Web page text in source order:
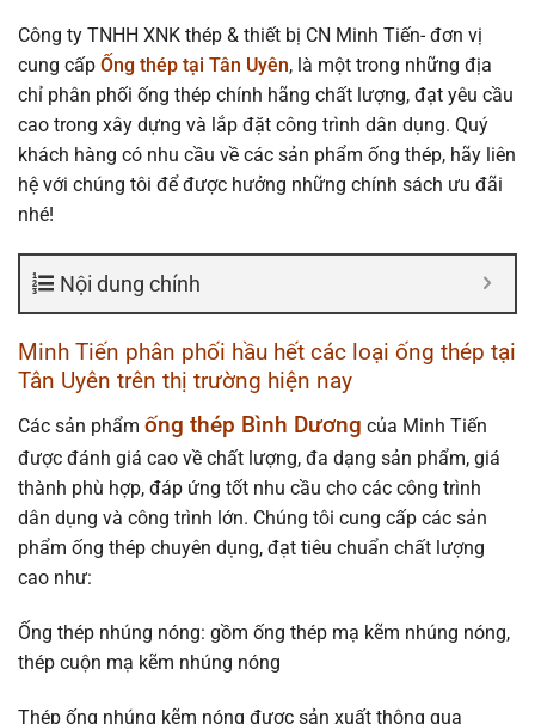
Công ty TNHH XNK thép & thiết bị CN Minh Tiến- đơn vị
cung cấp Ống thép tại Tân Uyên, là một trong những địa
chỉ phân phối ống thép chính hãng chất lượng, đạt yêu cầu
cao trong xây dựng và lắp đặt công trình dân dụng. Quý
khách hàng có nhu cầu về các sản phẩm ống thép, hãy liên
hệ với chúng tôi để được hưởng những chính sách ưu đãi
nhé!
Nội dung chính
Minh Tiến phân phối hầu hết các loại ống thép tại
Tân Uyên trên thị trường hiện nay
Các sản phẩm ống thép Bình Dương của Minh Tiến
được đánh giá cao về chất lượng, đa dạng sản phẩm, giá
thành phù hợp, đáp ứng tốt nhu cầu cho các công trình
dân dụng và công trình lớn. Chúng tôi cung cấp các sản
phẩm ống thép chuyên dụng, đạt tiêu chuẩn chất lượng
cao như:
Ống thép nhúng nóng: gồm ống thép mạ kẽm nhúng nóng,
thép cuộn mạ kẽm nhúng nóng
Thép ống nhúng kẽm nóng được sản xuất thông qua